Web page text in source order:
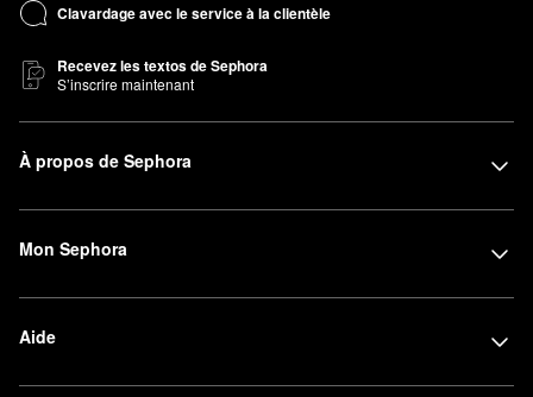
Clavardage avec le service à la clientèle
Recevez les textos de Sephora
S’inscrire maintenant
À propos de Sephora
Mon Sephora
Aide